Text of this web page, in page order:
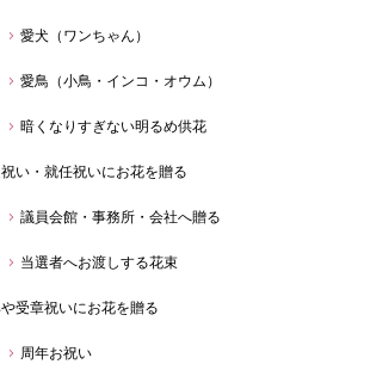
愛犬（ワンちゃん）
愛鳥（小鳥・インコ・オウム）
暗くなりすぎない明るめ供花
い・就任祝いにお花を贈る
議員会館・事務所・会社へ贈る
当選者へお渡しする花束
受章祝いにお花を贈る
周年お祝い